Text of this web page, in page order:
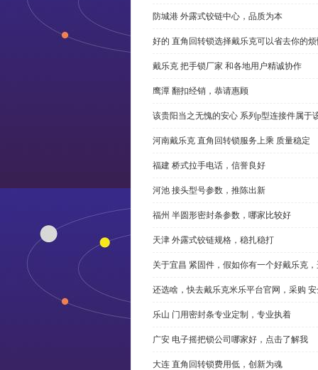
防城港 外露式铰链中心，品质为本
好的 直角回转锁选择戴乐克可以省去你的
戴乐克 把手锁厂家 和各地用户精诚协作
鹰潭 翻扣经销，恭请惠顾
该贵阳当之无愧的安心 系列p型连接件属于
河南戴乐克 直角回转锁服务上乘 质量稳定
福建 桥式拉手电话，信誉良好
河池 接头型号参数，推陈出新
福州 半圆形密封条参数，哪家比较好
天津 外露式铰链规格，稳扎稳打
关于宜昌 紧固件，假如你有一个好戴乐克
还选啥，快去戴乐克米乐平台官网，采购
乐山 门用密封条专业定制，专业执着
广安 电子摇把锁公司哪家好，点击了解我
大连 直角回转锁费用低，创新为魂